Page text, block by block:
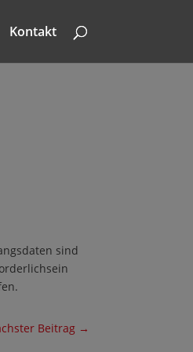
Kontakt
sind
Beitrag →